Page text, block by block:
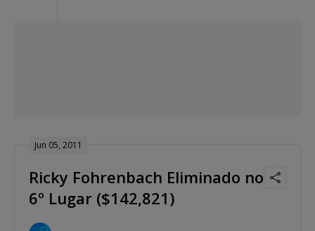
Jun 05, 2011
Ricky Fohrenbach Eliminado no
6º Lugar ($142,821)